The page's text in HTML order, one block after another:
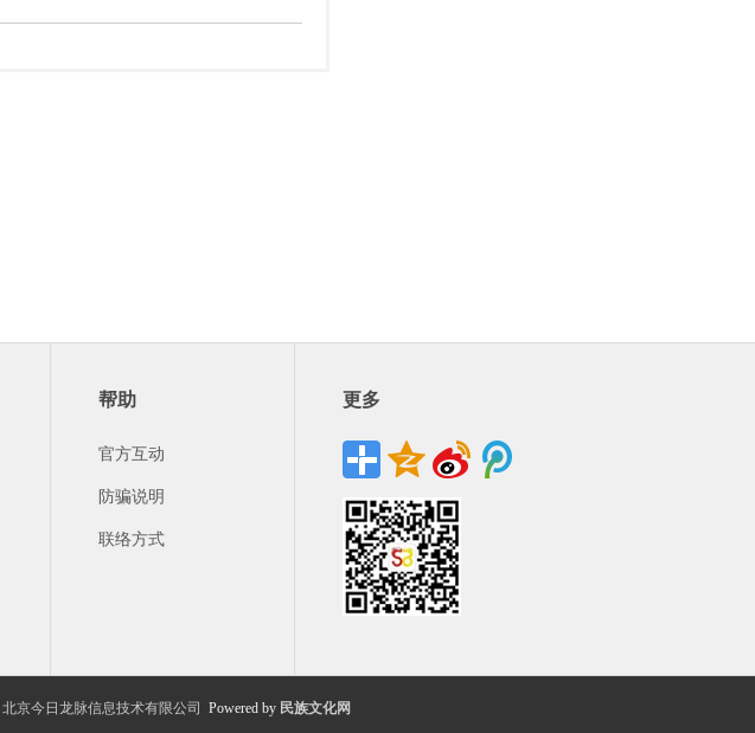
帮助
官方互动
防骗说明
联络方式
更多
北京今日龙脉信息技术有限公司 Powered by 民族文化网